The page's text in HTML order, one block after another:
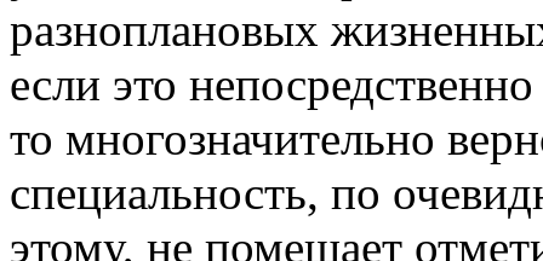
разноплановых
если это
то многозначительно
специальность, по
этому, не помешает